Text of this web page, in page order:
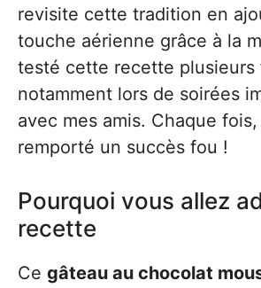
revisite cette tradition en
touche aérienne grâce à la
testé cette recette plusieurs
notamment lors de soirées
avec mes amis. Chaque
remporté un succès fou !
Pourquoi vous allez
recette
Ce gâteau au chocolat